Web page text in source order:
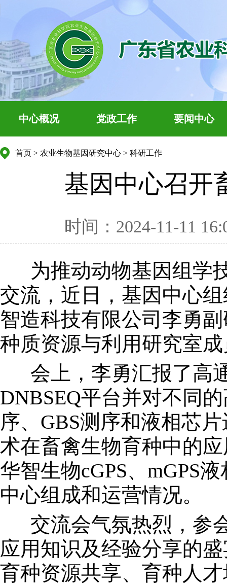
中心概况 党政工作 要闻中心
首页 > 农业生物基因研究中心 > 科研工作
基因中心召开
时间：2024-11-11
为推动动物基因组学
交流，近日，基因中心
智造科技有限公司李勇
种质资源与利用研究室
会上，李勇汇报了高
DNBSEQ平台并对不同
序、GBS测序和液相芯
术在畜禽生物育种中的
华智生物cGPS、mGPS
中心组成和运营情况。
交流会气氛热烈，参
应用知识及经验分享的
育种资源共享、育种人